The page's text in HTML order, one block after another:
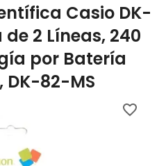
Casio DK-
2 Líneas, 240
por Batería
DK-82-MS